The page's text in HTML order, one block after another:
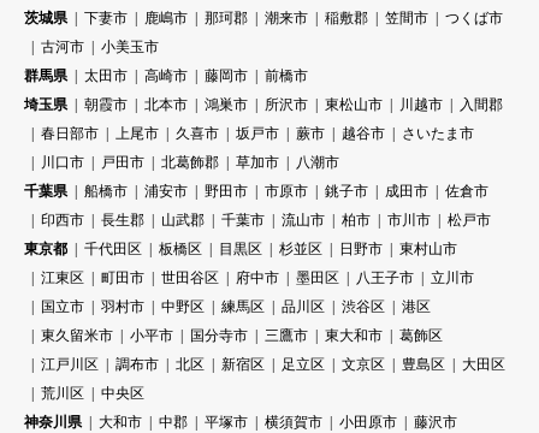
茨城県
下妻市 鹿嶋市 那珂郡 潮来市 稲敷郡 笠間市
つくば市
古河市
小美玉市
群馬県
太田市 高崎市 藤岡市
前橋市
埼玉県
朝霞市 北本市 鴻巣市 所沢市 東松山市 川越市
入間郡
春日部市
上尾市 久喜市 坂戸市 蕨市 越谷市
さいたま市
川口市
戸田市 北葛飾郡 草加市
八潮市
千葉県
船橋市 浦安市 野田市 市原市 銚子市 成田市
佐倉市
印西市
長生郡 山武郡 千葉市 流山市 柏市 市川市
松戸市
東京都
千代田区 板橋区 目黒区 杉並区 日野市
東村山市
江東区
町田市 世田谷区 府中市 墨田区 八王子市
立川市
国立市
羽村市 中野区 練馬区 品川区 渋谷区
港区
東久留米市
小平市 国分寺市 三鷹市 東大和市
葛飾区
江戸川区
調布市 北区 新宿区 足立区 文京区 豊島区
大田区
荒川区
中央区
神奈川県
大和市 中郡 平塚市 横須賀市 小田原市
藤沢市